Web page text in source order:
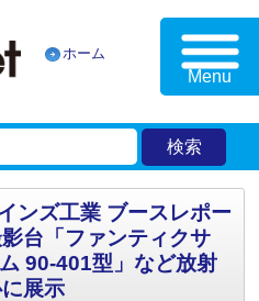
ホーム
Menu
ズ工業 ブースレポー
台「ファンティクサ
90-401型」など放射
展示